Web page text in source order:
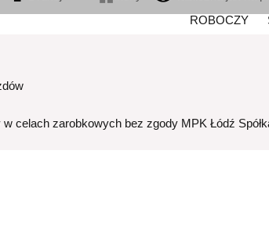
ROBOCZY
celach zarobkowych bez zgody MPK Łódź